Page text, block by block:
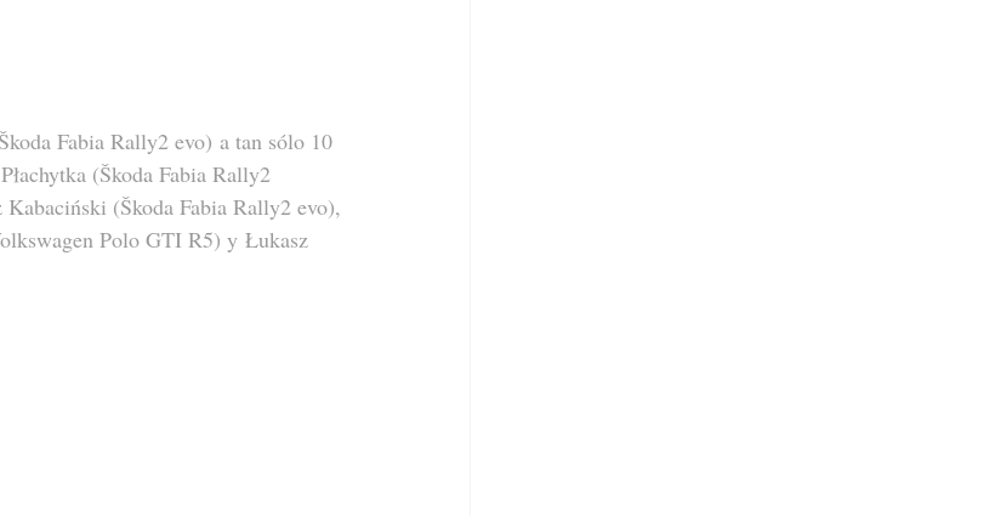
Fabia Rally2 evo) a tan sólo 10
(Škoda Fabia Rally2
(Škoda Fabia Rally2 evo),
Polo GTI R5) y Łukasz